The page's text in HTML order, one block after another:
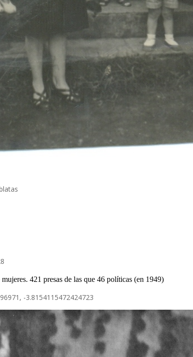
421 presas de las que 46 políticas (en 1949)
-3.8154115472424723